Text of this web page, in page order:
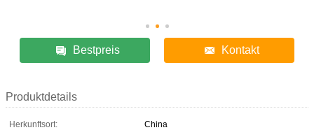
Bestpreis Kontakt
Produktdetails
Herkunftsort:
China